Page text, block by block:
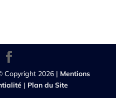
Copyright 2026 | Mentions
| Plan du Site